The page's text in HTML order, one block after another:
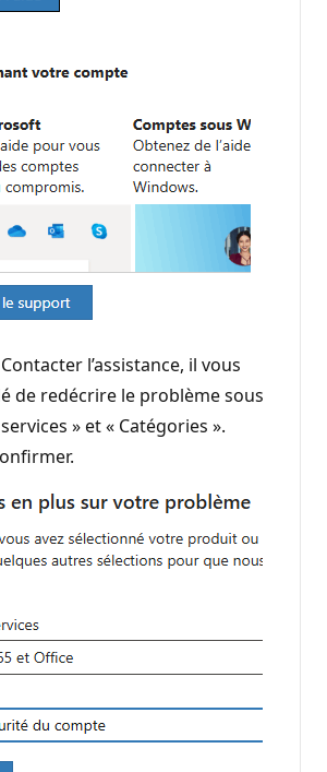
l’assistance, il vous
de redécrire le problème sous
» et « Catégories ».